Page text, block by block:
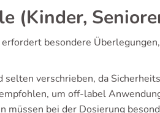
(Kinder,
besondere
verschrieben, da
um off-label
müssen bei der Dosierung